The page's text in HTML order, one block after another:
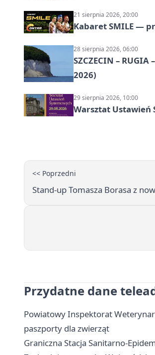
21 sierpnia 2026, 20:00
Kabaret SMILE —
28 sierpnia 2026, 06:00
SZCZECIN –
2026)
29 sierpnia 2026, 10:00
Warsztat Ustawień
<< Poprzedni
Stand-up Tomasza Borasa z
Przydatne dane
Powiatowy Inspektorat
paszporty dla zwierząt
Graniczna Stacja Sanitarno-